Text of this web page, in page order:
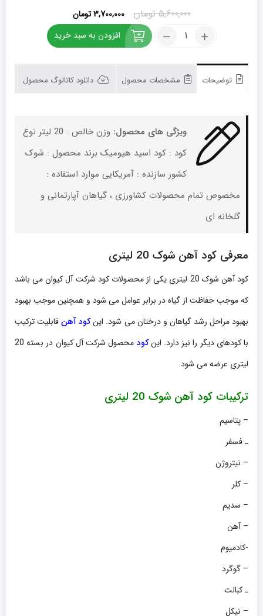
5,600,000 تومان
قیمت
اصلی:
5,600,000 تومان
بود.
3,700,000 تومان
فعلی:
3,700,000 تومان.
کود
آهن
لیتری
افزودن به سبد خرید
توضیحات مشخصات محصول دانلود کاتالوگ محصول
ویژگی های محصول:
وزن خالص : 20 لیتر نوع
کود : کود اسید هیومیک برند محصول : شوک
کشور سازنده : آمریکایی موارد استفاده :
مخصوص تمام محصولات کشاورزی ، گیاهان آپارتمانی و
گلخانه ای
معرفی کود آهن شوک 20 لیتری
کود آهن شوک 20 لیتری یکی از محصولات کود شرکت آل کیوان می باشد
که موجب حفاظت از گیاه در برابر عوامل می شود و همچنین موجب بهبود
بهبود مراحل رشد گیاهان و درختان می شود. اینکود آهنقابلیت ترکیب
با کودهای دیگر را نیز دارد. اینکود
محصول شرکت آل کیوان در بسته 20
لیتری عرضه می شود.
ترکیبات کود آهن شوک 20 لیتری
– پتاسیم
ـ فسفر
– نیتروژن
– کلر
– سدیم
– آهن
-کادمیوم
– گوگرد
ـ کبالت
– نیکل